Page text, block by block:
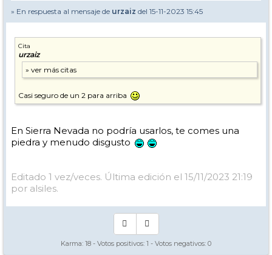
» En respuesta al mensaje de urzaiz del 15-11-2023 15:45
Cita
urzaiz
Casi seguro de un 2 para arriba
En Sierra Nevada no podría usarlos, te comes una
piedra y menudo disgusto
Editado 1 vez/veces. Última edición el 15/11/2023 21:19
por alsiles.
Karma: 18 - Votos positivos: 1 - Votos negativos: 0